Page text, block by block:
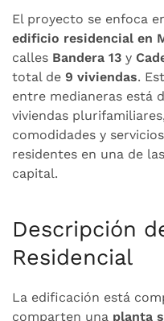
El proyecto se enfoca
edificio residencial en
calles Bandera 13 y
total de 9 viviendas.
entre medianeras está
viviendas
comodidades y
residentes en una de
capital.
Descripción
Residencial
La edificación está
comparten una planta